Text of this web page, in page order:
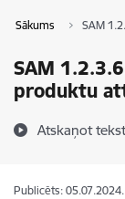
Sākums SAM
SAM
produktu
Atskaņot
Publicēts: 05.07.2024.